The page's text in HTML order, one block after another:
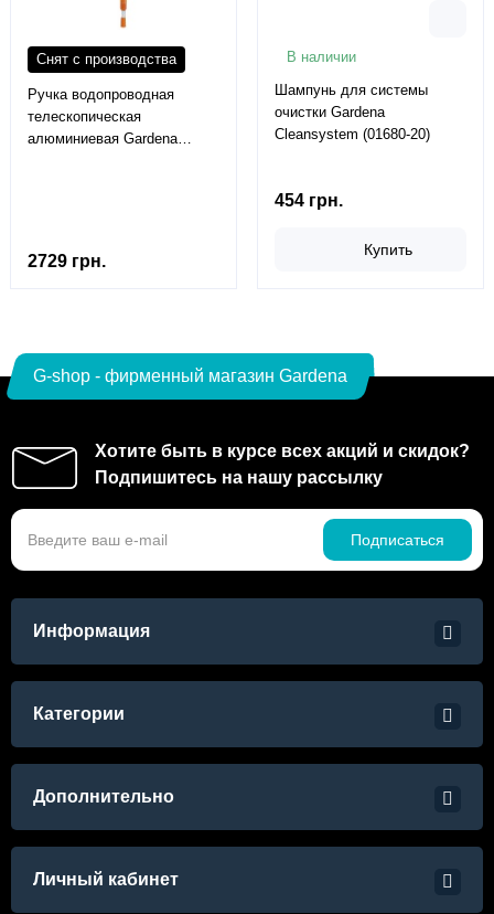
Снят с производства
Ручка водопроводная
телескопическая
алюминиевая Gardena
2729 грн.
В наличии
Шампунь для системы
очистки Gardena
Cleansystem (01680-20)
454 грн.
Купить
G-shop - фирменный магазин Gardena
Хотите быть в курсе всех акций и скидок?
Подпишитесь на нашу рассылку
Подписаться
Информация
Категории
Дополнительно
Личный кабинет